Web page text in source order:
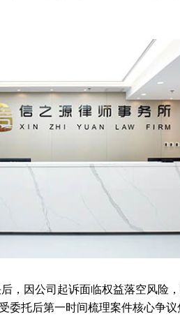
，因公司起诉面临权益落空风险
委托后第一时间梳理案件核心争